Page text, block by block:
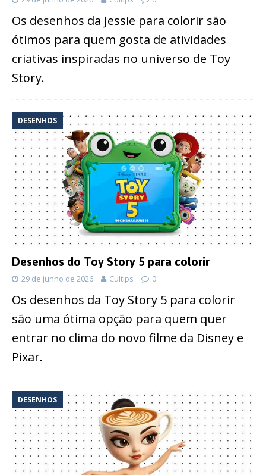
Os desenhos da Jessie para colorir são
ótimos para quem gosta de atividades
criativas inspiradas no universo de Toy
Story.
DESENHOS
Desenhos do Toy Story 5 para colorir
29 de junho de 2026 Cultips 0
Os desenhos da Toy Story 5 para colorir
são uma ótima opção para quem quer
entrar no clima do novo filme da Disney e
Pixar.
DESENHOS